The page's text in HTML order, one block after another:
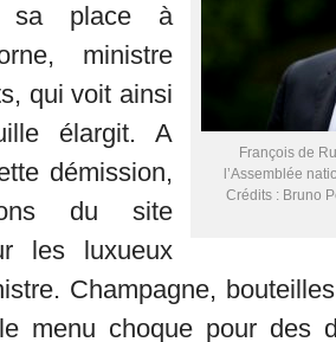
François de
l’Assemblée
Crédits : Bruno
sa place à
ministre
qui voit ainsi
élargit. A
démission,
du site
les luxueux
Champagne,
menu choque pour des